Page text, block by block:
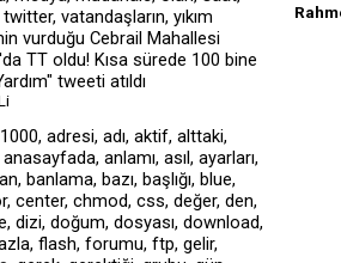
vurduğu Cebrail Mahallesi
TT oldu! Kısa sürede 100 bine
tweeti atıldı